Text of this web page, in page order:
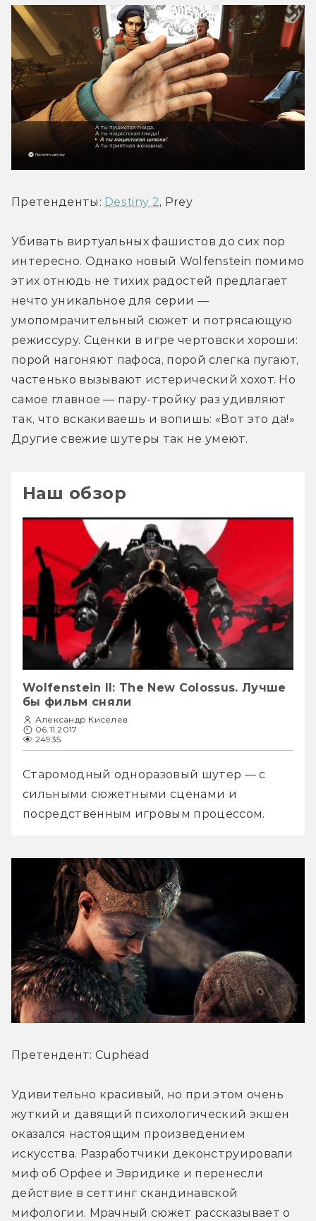
Претенденты: Destiny 2, Prey
Убивать виртуальных фашистов до сих пор
интересно. Однако новый Wolfenstein помимо
этих отнюдь не тихих радостей предлагает
нечто уникальное для серии —
умопомрачительный сюжет и потрясающую
режиссуру. Сценки в игре чертовски хороши:
порой нагоняют пафоса, порой слегка пугают,
частенько вызывают истерический хохот. Но
самое главное — пару-тройку раз удивляют
так, что вскакиваешь и вопишь: «Вот это да!»
Другие свежие шутеры так не умеют.
Наш обзор
Wolfenstein II: The New Colossus. Лучше
бы фильм сняли
Александр Киселев
06.11.2017
24935
Старомодный одноразовый шутер — с
сильными сюжетными сценами и
посредственным игровым процессом.
Претендент: Cuphead
Удивительно красивый, но при этом очень
жуткий и давящий психологический экшен
оказался настоящим произведением
искусства. Разработчики деконструировали
миф об Орфее и Эвридике и перенесли
действие в сеттинг скандинавской
мифологии. Мрачный сюжет рассказывает о